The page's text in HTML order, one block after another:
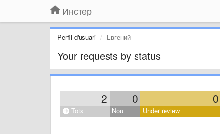
Инстер
Perfil d'usuari Евгений
Your requests by status
2 0 0
Tots Nou Under review